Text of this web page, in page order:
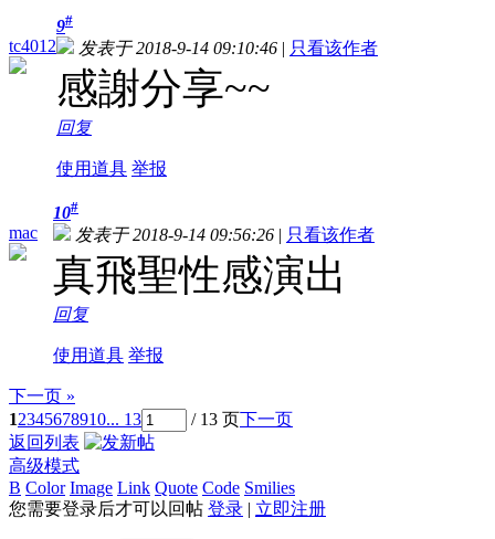
tc4012
9#
发表于 2018-9-14 09:10:46 | 只看该作者
感謝分享~~
回复
使用道具 举报
mac
10#
发表于 2018-9-14 09:56:26 | 只看该作者
真飛聖性感演出
回复
使用道具 举报
下一页 »
12345678910... 13 / 13 页下一页
返回列表
高级模式
B Color Image Link Quote Code Smilies
您需要登录后才可以回帖 登录 | 立即注册